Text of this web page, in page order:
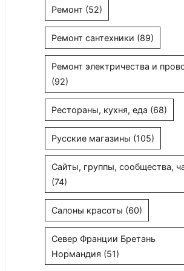
Ремонт (52)
Ремонт сантехники (89)
Ремонт электричества и
(92)
Рестораны, кухня, еда (68)
Русские магазины (105)
Сайты, группы, сообщества,
(74)
Салоны красоты (60)
Север Франции Бретань
Нормандия (51)